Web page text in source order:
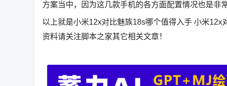
方案当中，因为这几款手机的各方面配置情况也是非
以上就是小米12x对比魅族18s哪个值得入手 小米
资料请关注脚本之家其它相关文章！